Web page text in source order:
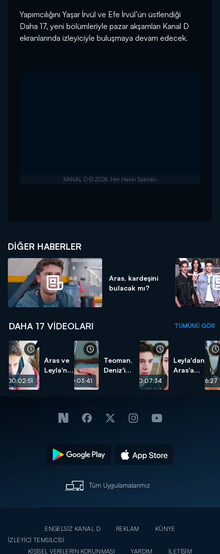
Yapımcılığını Yaşar İrvül ve Efe İrvül’ün üstlendiği
Daha 17, yeni bölümleriyle pazar akşamları Kanal D
ekranlarında izleyiciyle buluşmaya devam edecek.
DIĞER HABERLER
Aras, kardeşini
bulacak mı?
DAHA 17 VIDEOLARI TÜMÜNÜ GÖR
00:02:51
Aras ve
Leyla'nın
00:03:41
Teoman,
Deniz'i
00:07:34
Leyla'dan
Aras'a
00:06:27
Tüm Uygulamalarımız
ENGELSİZ KANAL D REKLAM
KÜNYE
İZLEYİCİ TEMSİLCİSİ
KİŞİSEL VERİLERİN KORUNMASI
YARDIM İLETİŞİM